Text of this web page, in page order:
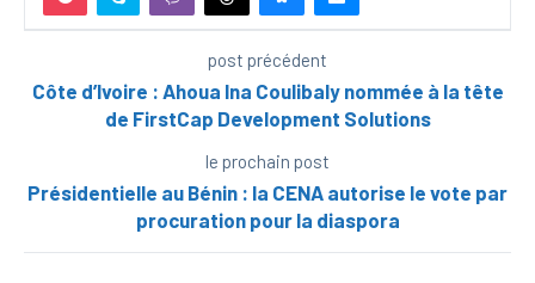
post précédent
Côte d’Ivoire : Ahoua Ina Coulibaly nommée à la tête
de FirstCap Development Solutions
le prochain post
Présidentielle au Bénin : la CENA autorise le vote par
procuration pour la diaspora